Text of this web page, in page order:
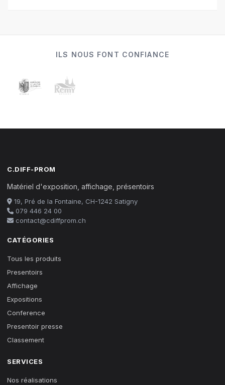
ILS NOUS FONT CONFIANCE
C.DIFF-PROM
Matériel d'exposition, affichage, présentoirs
19, Pré de la Fontaine, CH-1242 Satigny
079 446 24 00
contact@cdiffprom.ch
CATÉGORIES
Tous les produits
Presentoirs
Affichage
Expositions
Conference
Presentoir presse
Classement
SERVICES
Nos réalisations